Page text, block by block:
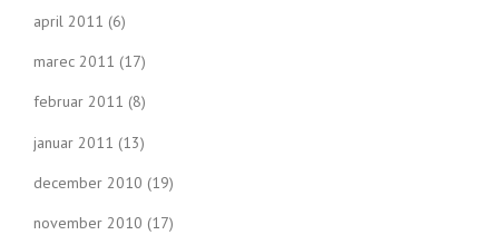
april 2011 (6)
marec 2011 (17)
februar 2011 (8)
januar 2011 (13)
december 2010 (19)
november 2010 (17)